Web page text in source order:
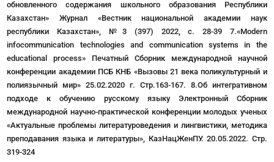
обновленного содержания школьного образования Республики
Казахстан»
Журнал «Вестник национальной академии наук
республики Казахстан», №3 (397) 2022, с. 28-39 7.«Modern
infocommunication technologies and communication systems in the
educational process»
Печатный
Сборник международной научной
конференции академии ПСБ КНБ «Вызовы 21 века поликультурный и
полиязычный мир» 25.02.2020 г. Стр.163-167. 8.Об интегративном
подходе к обучению русскому языку
Электронный
Сборник
международной научно-практической конференции молодых ученых
«Актуальные проблемы литературоведения и лингвистики, методика
преподавания языка и литературы», КазНацЖенПУ. 20.05.2022. Стр.
319-324